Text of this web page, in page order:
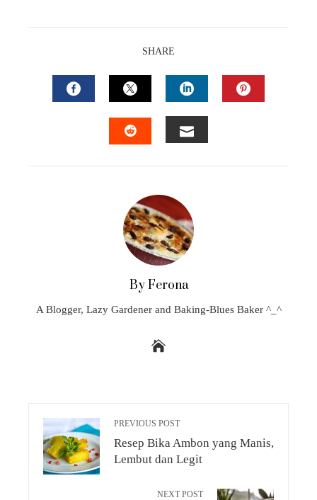
SHARE
FACEBOOKTWITTERLINKEDIN
By Ferona
A Blogger, Lazy Gardener and Baking-Blues Baker ^_^
PREVIOUS POST
Resep Bika Ambon yang Manis,
Lembut dan Legit
NEXT POST